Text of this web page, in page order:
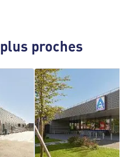
proches